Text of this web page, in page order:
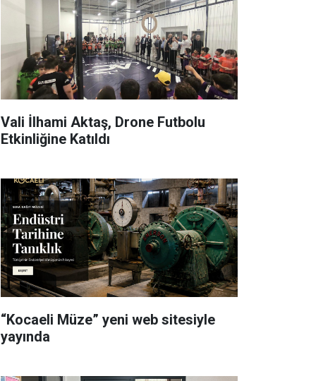
Vali İlhami Aktaş, Drone Futbolu
Etkinliğine Katıldı
“Kocaeli Müze” yeni web sitesiyle
yayında